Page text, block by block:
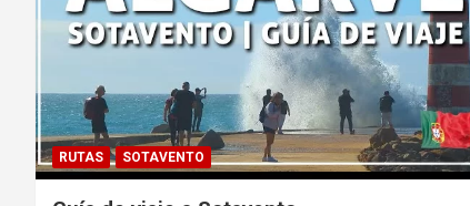
RUTAS SOTAVENTO